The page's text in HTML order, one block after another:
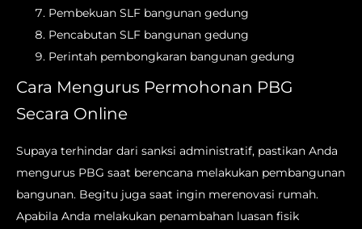
Pembekuan SLF bangunan gedung
Pencabutan SLF bangunan gedung
Perintah pembongkaran bangunan gedung
Cara Mengurus Permohonan PBG
Secara Online
Supaya terhindar dari sanksi administratif, pastikan Anda
mengurus PBG saat berencana melakukan pembangunan
bangunan. Begitu juga saat ingin merenovasi rumah.
Apabila Anda melakukan penambahan luasan fisik